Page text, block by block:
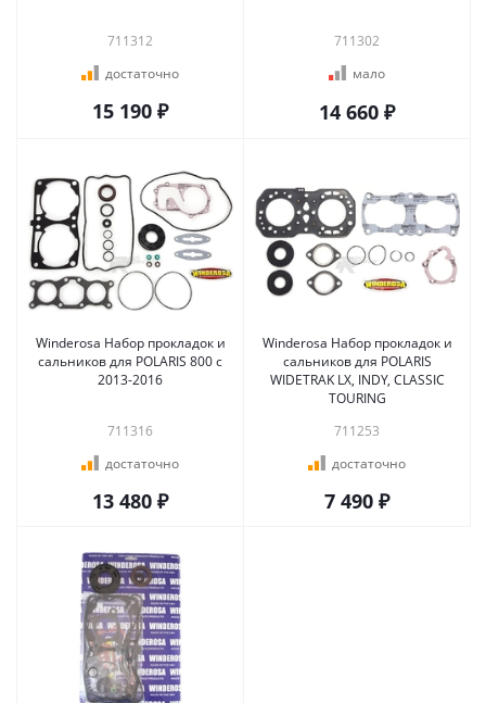
711312
достаточно
15 190 ₽
711302
мало
14 660 ₽
Winderosa Набор прокладок и
сальников для POLARIS 800 с
2013-2016
711316
достаточно
13 480 ₽
Winderosa Набор прокладок и
сальников для POLARIS
WIDETRAK LX, INDY, CLASSIC
TOURING
711253
достаточно
7 490 ₽